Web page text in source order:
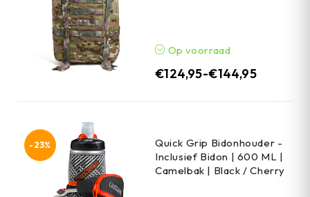
Op voorraad
€124,95-€144,95
-23%
Quick Grip Bidonhouder -
Inclusief Bidon | 600 ML |
Camelbak | Black / Cherry